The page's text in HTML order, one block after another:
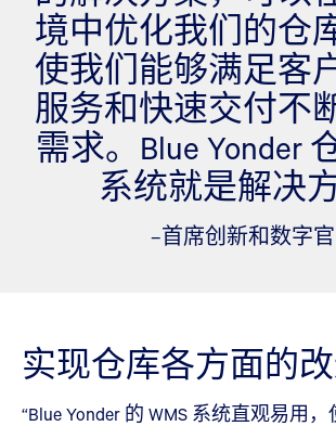
境中优化我们的仓
使我们能够满足客
服务和快速交付不
需求。Blue Yonder
系统就是解决
–首席创新和数字官
实现仓库各方面的
“Blue Yonder 的 WMS 系统直观易用